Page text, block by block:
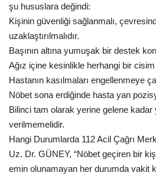
şu hususlara değindi:
Kişinin güvenliği sağlanmalı,
uzaklaştırılmalıdır.
Başının altına yumuşak bir destek
Ağız içine kesinlikle herhangi bir
Hastanın kasılmaları engellenmeye
Nöbet sona erdiğinde hasta yan
Bilinci tam olarak yerine gelene
verilmemelidir.
Hangi Durumlarda 112 Acil Çağrı
Uz. Dr. GÜNEY, “Nöbet geçiren bir
emin olunamayan her durumda vakit